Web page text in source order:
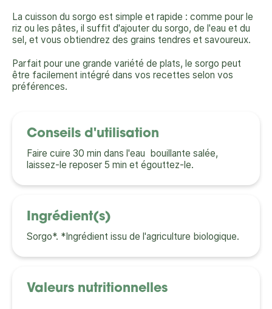
La cuisson du sorgo est simple et rapide : comme pour le
riz ou les pâtes, il suffit d'ajouter du sorgo, de l'eau et du
sel, et vous obtiendrez des grains tendres et savoureux.
Parfait pour une grande variété de plats, le sorgo peut
être facilement intégré dans vos recettes selon vos
préférences.
Conseils d'utilisation
Faire cuire 30 min dans l'eau bouillante salée,
laissez-le reposer 5 min et égouttez-le.
Ingrédient(s)
Sorgo*. *Ingrédient issu de l'agriculture biologique.
Valeurs nutritionnelles